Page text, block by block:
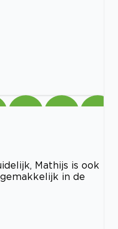
Mathijs is ook
in de